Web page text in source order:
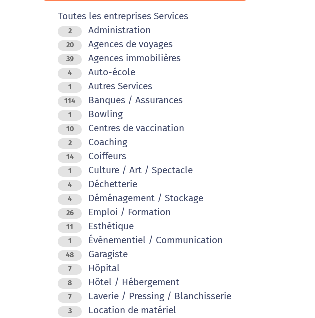
Toutes les entreprises Services
2 Administration
20 Agences de voyages
39 Agences immobilières
4 Auto-école
1 Autres Services
114 Banques / Assurances
1 Bowling
10 Centres de vaccination
2 Coaching
14 Coiffeurs
1 Culture / Art / Spectacle
4 Déchetterie
4 Déménagement / Stockage
26 Emploi / Formation
11 Esthétique
1 Événementiel / Communication
48 Garagiste
7 Hôpital
8 Hôtel / Hébergement
7 Laverie / Pressing / Blanchisserie
3 Location de matériel